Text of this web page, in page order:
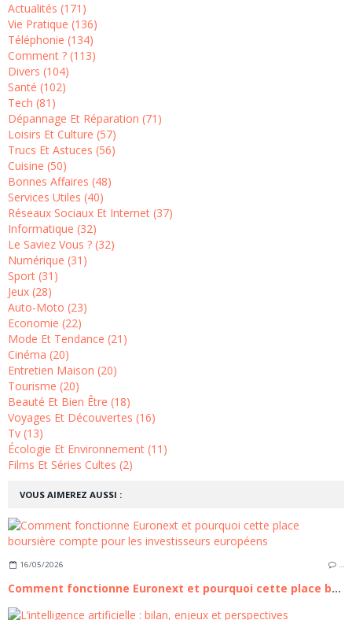
VOUS AIMEREZ AUSSI :
16/05/2026 …
Comment fonctionne Euronext et pourquoi cette place boursière compte pour les investisseurs européens
Actualités (171)
Vie Pratique (136)
Téléphonie (134)
Comment ? (113)
Divers (104)
Santé (102)
Tech (81)
Dépannage Et Réparation (71)
Loisirs Et Culture (57)
Trucs Et Astuces (56)
Cuisine (50)
Bonnes Affaires (48)
Services Utiles (40)
Réseaux Sociaux Et Internet (37)
Informatique (32)
Le Saviez Vous ? (32)
Numérique (31)
Sport (31)
Jeux (28)
Auto-Moto (23)
Economie (22)
Mode Et Tendance (21)
Cinéma (20)
Entretien Maison (20)
Tourisme (20)
Beauté Et Bien Être (18)
Voyages Et Découvertes (16)
Tv (13)
Écologie Et Environnement (11)
Films Et Séries Cultes (2)